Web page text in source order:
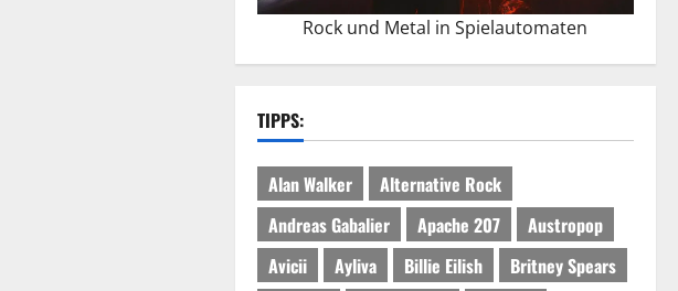
Rock und Metal in Spielautomaten
TIPPS:
Alan Walker
Alternative Rock
Andreas Gabalier
Apache 207
Austropop
Avicii
Ayliva Billie Eilish
Britney Spears